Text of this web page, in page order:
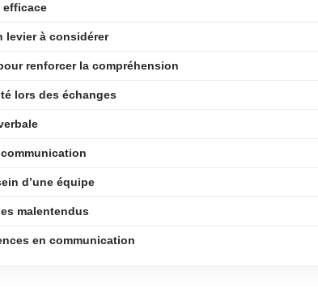
efficace
levier à considérer
renforcer la compréhension
lors des échanges
d’une équipe
malentendus
en communication